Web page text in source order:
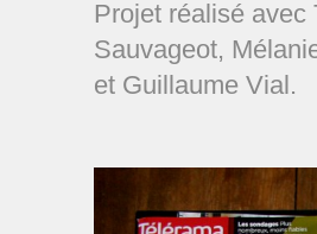
Projet réalisé avec
Sauvageot,
et Guillaume Vial.